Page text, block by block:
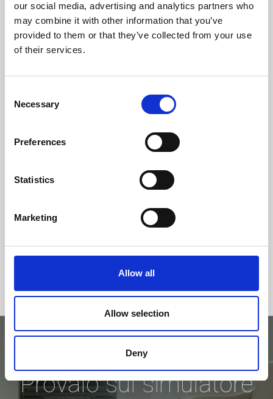
our social media, advertising and analytics partners who
may combine it with other information that you’ve
provided to them or that they’ve collected from your use
of their services.
Selection
Necessary
Preferences
Statistics
Marketing
Allow all
Allow selection
Deny
Necessaria Depressione Nel Camino (pa) 12
Rendimento Consumo
Volume
Provalo sul simulatore